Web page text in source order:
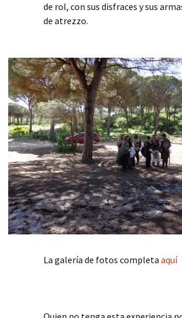
de rol, con sus disfraces y sus
de atrezzo.
La galería de fotos completa aquí